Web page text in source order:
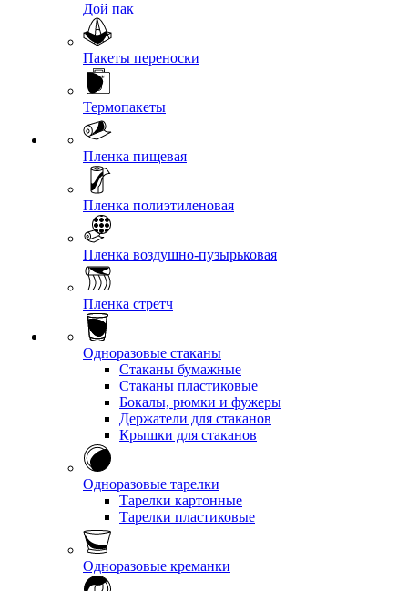
Дой пак
Пакеты переноски
Термопакеты
Пленка пищевая
Пленка полиэтиленовая
Пленка воздушно-пузырьковая
Пленка стретч
Одноразовые стаканы
Стаканы бумажные
Стаканы пластиковые
Бокалы, рюмки и фужеры
Держатели для стаканов
Крышки для стаканов
Одноразовые тарелки
Тарелки картонные
Тарелки пластиковые
Одноразовые креманки